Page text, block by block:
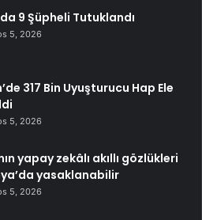
9 Şüpheli Tutuklandı
5, 2026
317 Bin Uyuşturucu Hap Ele
5, 2026
yapay zekâlı akıllı gözlükleri
yasaklanabilir
5, 2026